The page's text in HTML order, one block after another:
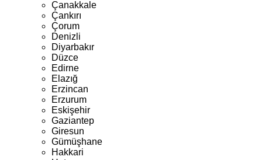
Çanakkale
Çankırı
Çorum
Denizli
Diyarbakır
Düzce
Edirne
Elazığ
Erzincan
Erzurum
Eskişehir
Gaziantep
Giresun
Gümüşhane
Hakkari